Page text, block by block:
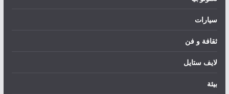
سيارات
ثقافة و فن
لايف ستايل
بيئة